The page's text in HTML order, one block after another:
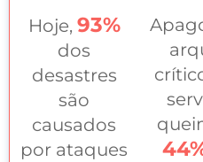
Hoje, 93%
dos
desastres
são
causados
por ataques